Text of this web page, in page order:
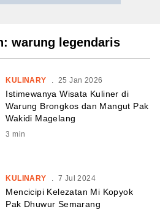
warung legendaris
KULINARY . 25 Jan 2026
Istimewanya Wisata Kuliner di
Warung Brongkos dan Mangut Pak
Wakidi Magelang
3 min
KULINARY . 7 Jul 2024
Mencicipi Kelezatan Mi Kopyok
Pak Dhuwur Semarang